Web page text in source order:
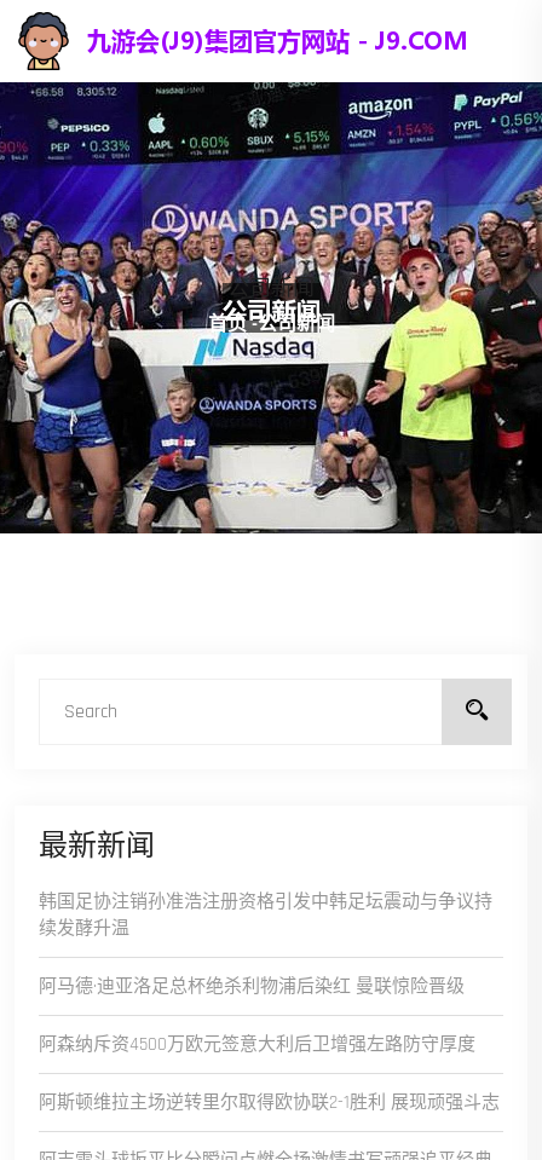
公司新闻
首页-公司新闻
最新新闻
韩国足协注销孙准浩注册资格引发中韩足坛震动与争议持
续发酵升温
阿马德·迪亚洛足总杯绝杀利物浦后染红 曼联惊险晋级
阿森纳斥资4500万欧元签意大利后卫增强左路防守厚度
阿斯顿维拉主场逆转里尔取得欧协联2-1胜利 展现顽强斗志